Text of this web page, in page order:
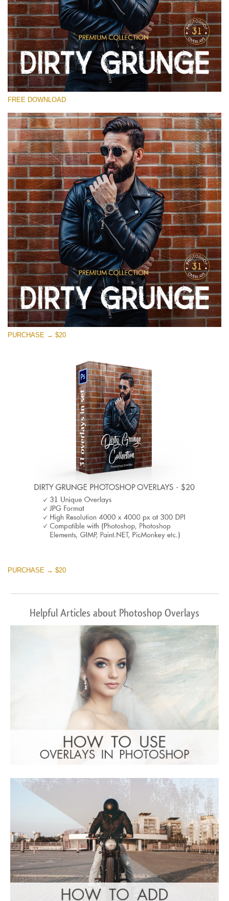
Выберите Вариант
Free Photoshop Overlay
Small 800*533px
Dirty Grunge
(31 Overlays)
Entire Collection
(1783 Overlays)
Large 6000*4000px
Скачать Бесплатно
FREE DOWNLOAD
PURCHASE → $20
PURCHASE → $20
Helpful Articles about Photoshop Overlays